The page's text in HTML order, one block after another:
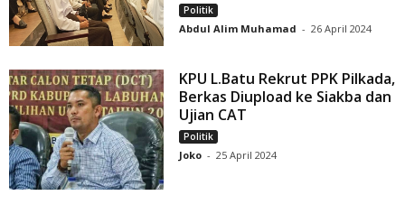
Politik
Abdul Alim Muhamad - 26 April 2024
KPU L.Batu Rekrut PPK Pilkada,
Berkas Diupload ke Siakba dan
Ujian CAT
Politik
Joko - 25 April 2024